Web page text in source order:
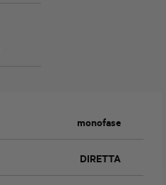
monofase
DIRETTA